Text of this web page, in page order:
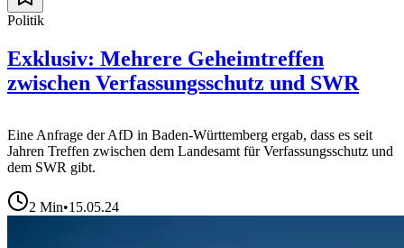
Politik
Exklusiv: Mehrere Geheimtreffen
zwischen Verfassungsschutz und SWR
Eine Anfrage der AfD in Baden-Württemberg ergab, dass es seit
Jahren Treffen zwischen dem Landesamt für Verfassungsschutz und
dem SWR gibt.
2 Min•15.05.24